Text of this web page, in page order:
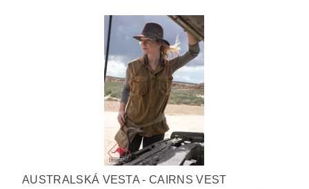
AUSTRALSKÁ VESTA - CAIRNS VEST